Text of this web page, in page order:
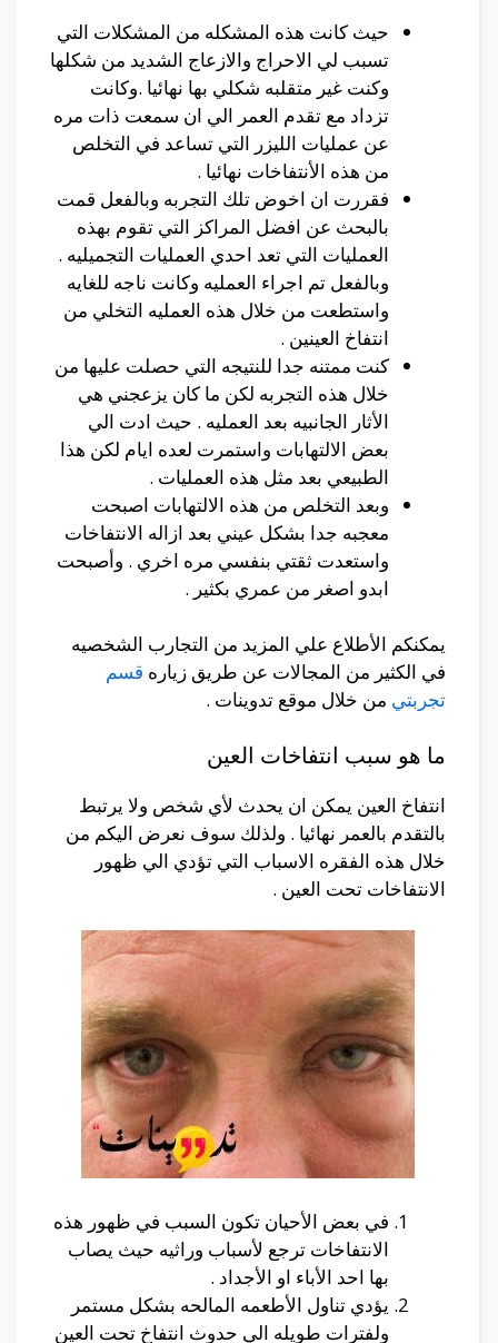
حيث كانت هذه المشكله من المشكلات التي
تسبب لي الاحراج والازعاج الشديد من شكلها
وكنت غير متقلبه شكلي بها نهائيا .وكانت
تزداد مع تقدم العمر الي ان سمعت ذات مره
عن عمليات الليزر التي تساعد في التخلص
من هذه الأنتفاخات نهائيا .
فقررت ان اخوض تلك التجربه وبالفعل قمت
بالبحث عن افضل المراكز التي تقوم بهذه
العمليات التي تعد احدي العمليات التجميليه .
وبالفعل تم اجراء العمليه وكانت ناجه للغايه
واستطعت من خلال هذه العمليه التخلي من
انتفاخ العينين .
كنت ممتنه جدا للنتيجه التي حصلت عليها من
خلال هذه التجربه لكن ما كان يزعجني هي
الأثار الجانبيه بعد العمليه . حيث ادت الي
بعض الالتهابات واستمرت لعده ايام لكن هذا
الطبيعي بعد مثل هذه العمليات .
وبعد التخلص من هذه الالتهابات اصبحت
معجبه جدا بشكل عيني بعد ازاله الانتفاخات
واستعدت ثقتي بنفسي مره اخري . وأصبحت
ابدو اصغر من عمري بكثير .
يمكنكم الأطلاع علي المزيد من التجارب الشخصيه
في الكثير من المجالات عن طريق زياره قسم
تجربتي من خلال موقع تدوينات .
ما هو سبب انتفاخات العين
انتفاخ العين يمكن ان يحدث لأي شخص ولا يرتبط
بالتقدم بالعمر نهائيا . ولذلك سوف نعرض اليكم من
خلال هذه الفقره الاسباب التي تؤدي الي ظهور
الانتفاخات تحت العين .
في بعض الأحيان تكون السبب في ظهور هذه
الانتفاخات ترجع لأسباب وراثيه حيث يصاب
بها احد الأباء او الأجداد .
يؤدي تناول الأطعمه المالحه بشكل مستمر
ولفترات طويله الي حدوث انتفاخ تحت العين